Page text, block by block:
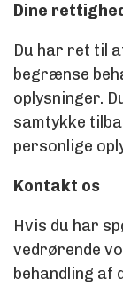
Dine
Du har ret til
begrænse
oplysninger.
samtykke
personlige
Kontakt os
Hvis du har
vedrørende
behandling af